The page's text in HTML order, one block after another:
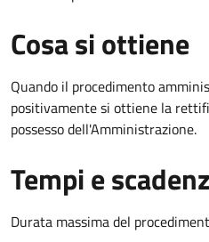
Cosa si ottiene
Quando il procedimento
positivamente si ottiene la
possesso dell'Amministrazione.
Tempi e
Durata massima del